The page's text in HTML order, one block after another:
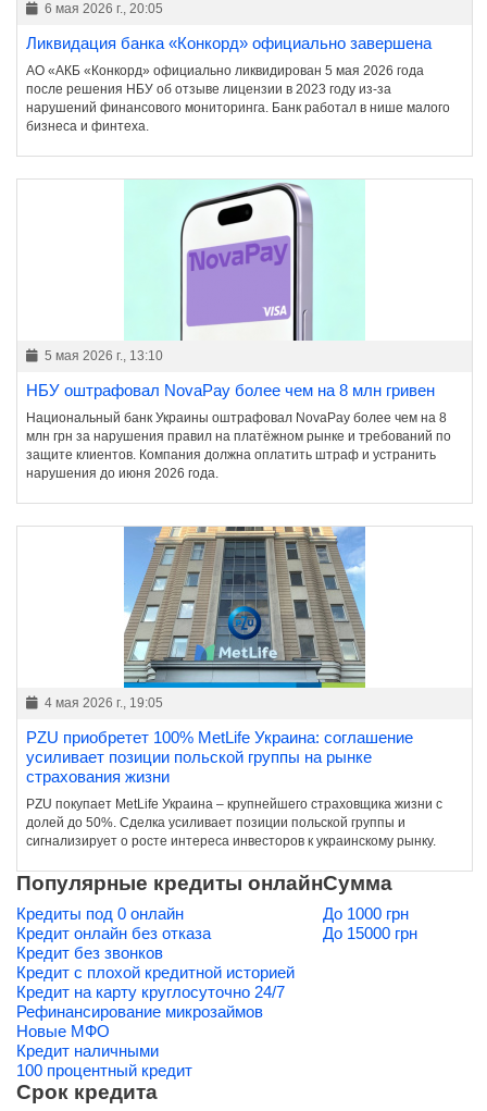
6 мая 2026 г., 20:05
Ликвидация банка «Конкорд» официально завершена
АО «АКБ «Конкорд» официально ликвидирован 5 мая 2026 года
после решения НБУ об отзыве лицензии в 2023 году из-за
нарушений финансового мониторинга. Банк работал в нише малого
бизнеса и финтеха.
5 мая 2026 г., 13:10
НБУ оштрафовал NovaPay более чем на 8 млн гривен
Национальный банк Украины оштрафовал NovaPay более чем на 8
млн грн за нарушения правил на платёжном рынке и требований по
защите клиентов. Компания должна оплатить штраф и устранить
нарушения до июня 2026 года.
4 мая 2026 г., 19:05
PZU приобретет 100% MetLife Украина: соглашение
усиливает позиции польской группы на рынке
страхования жизни
PZU покупает MetLife Украина – крупнейшего страховщика жизни с
долей до 50%. Сделка усиливает позиции польской группы и
сигнализирует о росте интереса инвесторов к украинскому рынку.
Популярные кредиты онлайн
Кредиты под 0 онлайн
Кредит онлайн без отказа
Кредит без звонков
Кредит с плохой кредитной историей
Кредит на карту круглосуточно 24/7
Рефинансирование микрозаймов
Новые МФО
Кредит наличными
100 процентный кредит
Сумма
До 1000 грн
До 15000 грн
Срок кредита